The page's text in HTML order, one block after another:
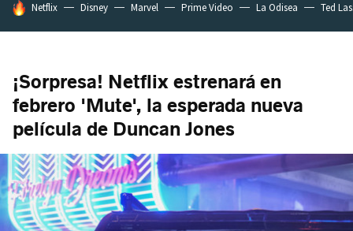
HOY SE HABLA DE
Netflix Disney Marvel Prime Video La Odisea Ted
¡Sorpresa! Netflix estrenará en
febrero 'Mute', la esperada nueva
película de Duncan Jones